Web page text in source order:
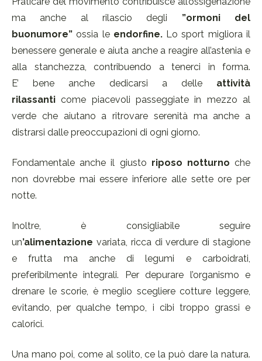
ma anche al rilascio degli ”ormoni del
buonumore” ossia le endorfine.Lo sport migliora il
benessere generale e aiuta anche a reagire all’astenia e
alla stanchezza, contribuendo a tenerci in forma.
E’ bene anche dedicarsi a delle attività
rilassanti come piacevoli passeggiate in mezzo al
verde che aiutano a ritrovare serenità ma anche a
distrarsi dalle preoccupazioni di ogni giorno.
Fondamentale anche il giusto riposo notturno che
non dovrebbe mai essere inferiore alle sette ore per
notte.
Inoltre, è consigliabile seguire
un’alimentazione variata, ricca di verdure di stagione
e frutta ma anche di legumi e carboidrati,
preferibilmente integrali. Per depurare l’organismo e
drenare le scorie, è meglio scegliere cotture leggere,
evitando, per qualche tempo, i cibi troppo grassi e
calorici.
Una mano poi, come al solito, ce la può dare la natura.